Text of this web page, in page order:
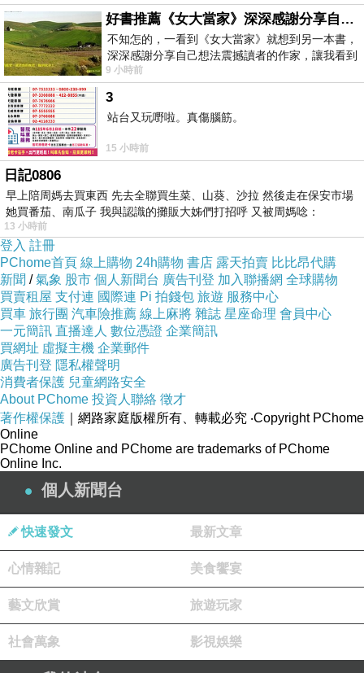
教堂寺廟修行，卻來干涉政治。特別在台灣，社
會上瀰漫一種錯誤的觀念，覺得政治只容一般人
民參與，宗教人士不能與政治沾上邊，以致宗教
人士對自己的立場多有保守。
李家同教授表示，對宗教界一句話都不講感到失
望，其實，這段期間已有各家媒體報導，宗教不
應忙著插上一腳。而事實上，人間福報、人間衛
視，開始就特別製作有關專題，邀請各方人士發
表意見。李教授本人是一名教友，在天主教裡也
甚有地位，假如以您的地位來聯絡天主教、基督
教、佛教等共同來參與，或許會有力量的，至少
是有誠意的。
不過，機會還在，希望我們宗教界本之誠懇，愛
護台灣這塊寶地，呼籲三方面各自節制，不要說
謊，不要栽贓，不要亂槍打鳥，不要製造矛盾，
把話說清楚。我的簡單意見是：總統可以和學生
對話，立委們應該回到立法院開會，學生回到校
園讀書，充實自我，讓社會回復平靜。我們也希
望各媒體本諸良知，媒體救台灣，要公義公平，
這才是國家之福。
aDLer時尚低腰短版居家褲(咖啡格)
好書推薦《女大當家》深深感謝分享自己想法震撼讀者的作家，讓我看到不同樣貌的家庭！
不知怎的，一看到《女大當家》就想到另一本書，
深深感謝分享自己想法震撼讀者的作家，讓我看到
不同樣貌的家庭！ 《女大
9 小時前
3
站台又玩嘢啦。真傷腦筋。
15 小時前
日記0806
早上陪周媽去買東西 先去全聯買生菜、山葵、沙拉 然後走在保安市場
她買番茄、南瓜子 我與認識的攤販大姊們打招呼 又被周媽唸：
13 小時前
登入 註冊
PChome首頁 線上購物 24h購物 書店 露天拍賣 比比昂代購
新聞 /氣象 股市 個人新聞台 廣告刊登 加入聯播網 全球購物
買賣租屋 支付連 國際連 Pi 拍錢包 旅遊 服務中心
買車 旅行團 汽車險推薦 線上麻將 雜誌 星座命理 會員中心
一元簡訊 直播達人 數位憑證 企業簡訊
買網址 虛擬主機 企業郵件
廣告刊登 隱私權聲明
消費者保護 兒童網路安全
About PChome 投資人聯絡 徵才
著作權保護 ｜網路家庭版權所有、轉載必究 ‧Copyright PChome
Online
PChome Online and PChome are trademarks of PChome
Online Inc.
個人新聞台
快速發文 最新文章
心情雜記 美食饗宴
藝文欣賞 旅遊玩家
社會萬象 影視娛樂